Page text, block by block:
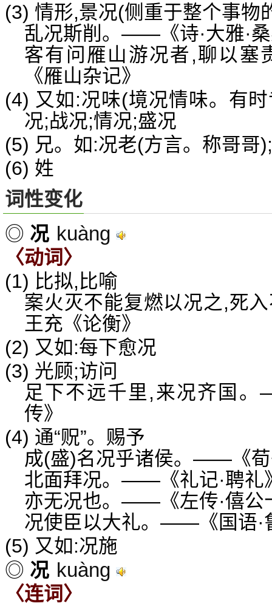
(3) 情形,景况(侧重于整个事物
乱况斯削。——《诗·大雅·
客有问雁山游况者,聊以
《雁山杂记》
(4) 又如:况味(境况情味。有
况;战况;情况;盛况
(5) 兄。如:况老(方言。称哥哥
(6) 姓
词性变化
◎ 况 kuàng
〈动词〉
(1) 比拟,比喻
案火灭不能复燃以况之,死
王充《论衡》
(2) 又如:每下愈况
(3) 光顾;访问
足下不远千里,来况齐国
传》
(4) 通“贶”。赐予
成(盛)名况乎诸侯。——《
北面拜况。——《礼记·聘礼
亦无况也。——《左传·僖公
况使臣以大礼。——《国语·
(5) 又如:况施
◎ 况 kuàng
〈连词〉